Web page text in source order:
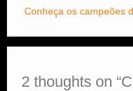
Conheça os campeões
2 thoughts on “